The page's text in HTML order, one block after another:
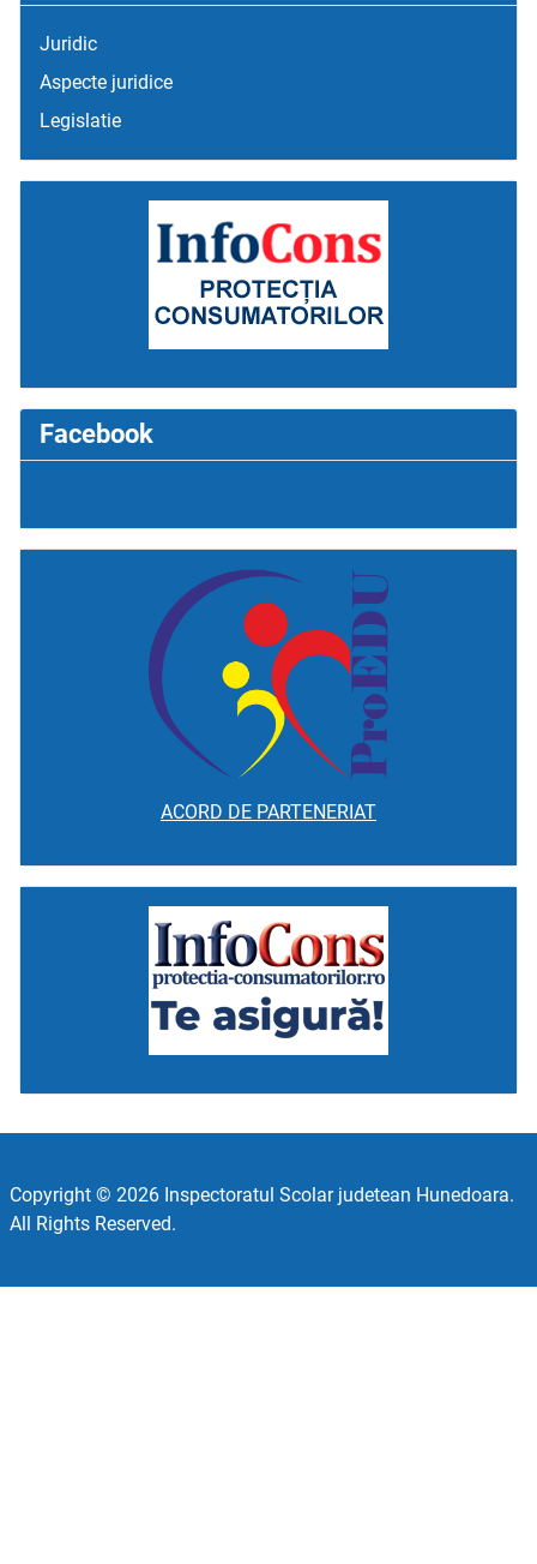
Juridic
Aspecte juridice
Legislatie
Facebook
ACORD DE PARTENERIAT
Copyright © 2026 Inspectoratul Scolar judetean Hunedoara.
All Rights Reserved.